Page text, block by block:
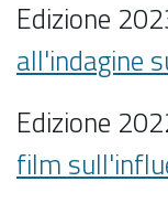
Edizione
all'indagine
Edizione
film